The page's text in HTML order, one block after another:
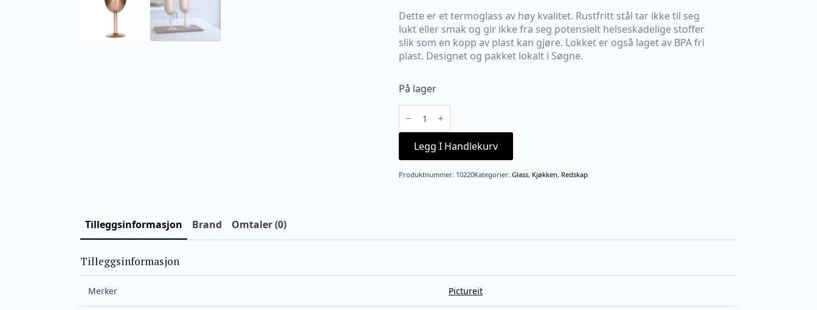
Dette er et termoglass av høy kvalitet. Rustfritt stål tar ikke til seg
lukt eller smak og gir ikke fra seg potensielt helseskadelige stoffer
slik som en kopp av plast kan gjøre. Lokket er også laget av BPA fri
plast. Designet og pakket lokalt i Søgne.
På lager
Termo
vinglass
roségull
"STERK
SOM
FAEN"
antall
Legg I Handlekurv
Produktnummer: 10220Kategorier: Glass, Kjøkken, Redskap
Tilleggsinformasjon Brand Omtaler (0)
Tilleggsinformasjon
Merker Pictureit